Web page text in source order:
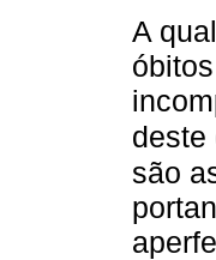
A
deste
são